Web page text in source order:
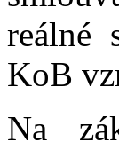
reálné
KoB
Na